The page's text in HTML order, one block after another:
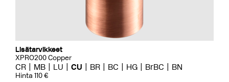
Lisätarvikkeet
XPRO200 Copper
CR MB LU CU BR BC HG BrBC BN
Hinta 110 €